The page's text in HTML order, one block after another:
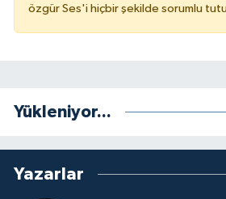
özgür Ses'i hiçbir şekilde sorumlu
Yükleniyor...
Yazarlar